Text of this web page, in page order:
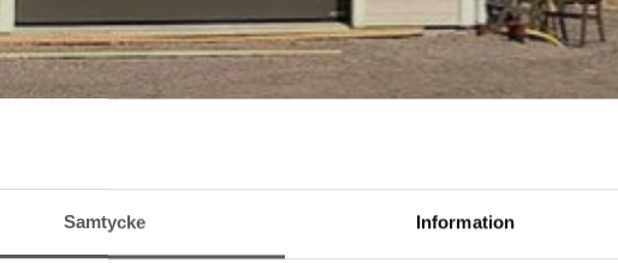
Samtycke Information